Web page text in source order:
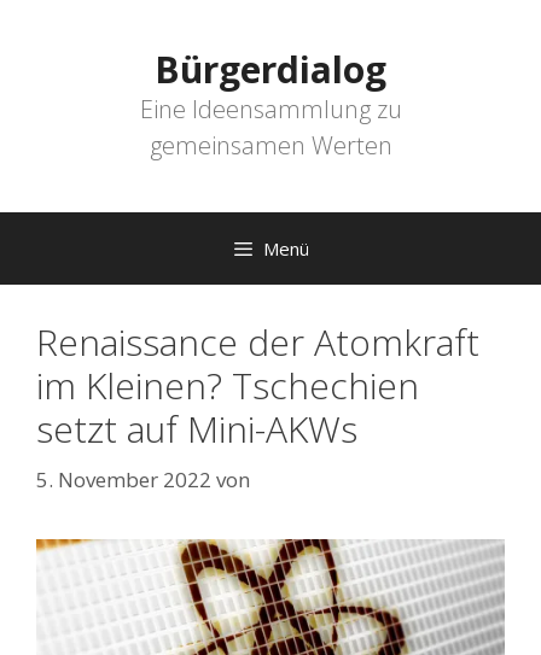
Bürgerdialog
Eine Ideensammlung zu
gemeinsamen Werten
Menü
Renaissance der Atomkraft
im Kleinen? Tschechien
setzt auf Mini-AKWs
5. November 2022 von